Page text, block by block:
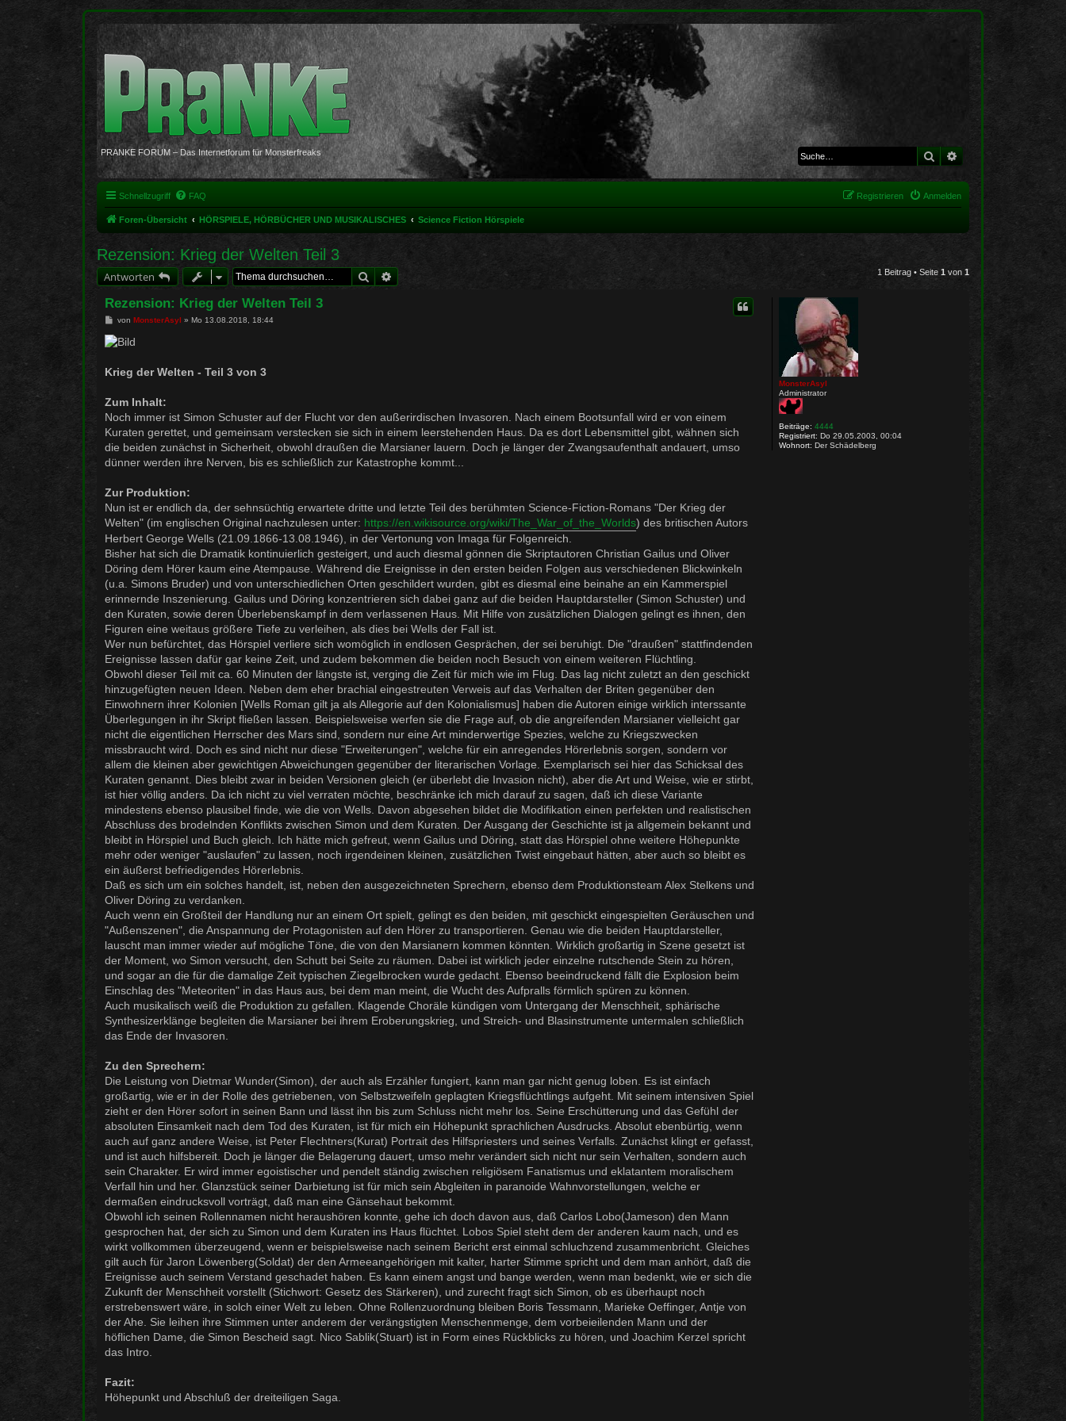
PRANKE FORUM – Das Internetforum für Monsterfreaks Suche Erweiterte Suche
Schnellzugriff FAQ Anmelden
Registrieren
Foren-Übersicht HÖRSPIELE, HÖRBÜCHER UND MUSIKALISCHES Science Fiction Hörspiele
Rezension: Krieg der Welten Teil 3
Antworten SucheErweiterte Suche 1 Beitrag • Seite 1 von 1
MonsterAsyl
Administrator
Beiträge: 4444
Registriert: Do 29.05.2003, 00:04
Wohnort: Der Schädelberg
Rezension: Krieg der Welten Teil 3
B
i
t
a
g
von MonsterAsyl » Mo 13.08.2018, 18:44
Krieg der Welten - Teil 3 von 3
Zum Inhalt:
Noch immer ist Simon Schuster auf der Flucht vor den außerirdischen Invasoren. Nach einem Bootsunfall wird er von einem
Kuraten gerettet, und gemeinsam verstecken sie sich in einem leerstehenden Haus. Da es dort Lebensmittel gibt, wähnen sich
die beiden zunächst in Sicherheit, obwohl draußen die Marsianer lauern. Doch je länger der Zwangsaufenthalt andauert, umso
dünner werden ihre Nerven, bis es schließlich zur Katastrophe kommt...
Zur Produktion:
Nun ist er endlich da, der sehnsüchtig erwartete dritte und letzte Teil des berühmten Science-Fiction-Romans "Der Krieg der
Welten" (im englischen Original nachzulesen unter: https://en.wikisource.org/wiki/The_War_of_the_Worlds) des britischen Autors
Herbert George Wells (21.09.1866-13.08.1946), in der Vertonung von Imaga für Folgenreich.
Bisher hat sich die Dramatik kontinuierlich gesteigert, und auch diesmal gönnen die Skriptautoren Christian Gailus und Oliver
Döring dem Hörer kaum eine Atempause. Während die Ereignisse in den ersten beiden Folgen aus verschiedenen Blickwinkeln
(u.a. Simons Bruder) und von unterschiedlichen Orten geschildert wurden, gibt es diesmal eine beinahe an ein Kammerspiel
erinnernde Inszenierung. Gailus und Döring konzentrieren sich dabei ganz auf die beiden Hauptdarsteller (Simon Schuster) und
den Kuraten, sowie deren Überlebenskampf in dem verlassenen Haus. Mit Hilfe von zusätzlichen Dialogen gelingt es ihnen, den
Figuren eine weitaus größere Tiefe zu verleihen, als dies bei Wells der Fall ist.
Wer nun befürchtet, das Hörspiel verliere sich womöglich in endlosen Gesprächen, der sei beruhigt. Die "draußen" stattfindenden
Ereignisse lassen dafür gar keine Zeit, und zudem bekommen die beiden noch Besuch von einem weiteren Flüchtling.
Obwohl dieser Teil mit ca. 60 Minuten der längste ist, verging die Zeit für mich wie im Flug. Das lag nicht zuletzt an den geschickt
hinzugefügten neuen Ideen. Neben dem eher brachial eingestreuten Verweis auf das Verhalten der Briten gegenüber den
Einwohnern ihrer Kolonien [Wells Roman gilt ja als Allegorie auf den Kolonialismus] haben die Autoren einige wirklich interssante
Überlegungen in ihr Skript fließen lassen. Beispielsweise werfen sie die Frage auf, ob die angreifenden Marsianer vielleicht gar
nicht die eigentlichen Herrscher des Mars sind, sondern nur eine Art minderwertige Spezies, welche zu Kriegszwecken
missbraucht wird. Doch es sind nicht nur diese "Erweiterungen", welche für ein anregendes Hörerlebnis sorgen, sondern vor
allem die kleinen aber gewichtigen Abweichungen gegenüber der literarischen Vorlage. Exemplarisch sei hier das Schicksal des
Kuraten genannt. Dies bleibt zwar in beiden Versionen gleich (er überlebt die Invasion nicht), aber die Art und Weise, wie er stirbt,
ist hier völlig anders. Da ich nicht zu viel verraten möchte, beschränke ich mich darauf zu sagen, daß ich diese Variante
mindestens ebenso plausibel finde, wie die von Wells. Davon abgesehen bildet die Modifikation einen perfekten und realistischen
Abschluss des brodelnden Konflikts zwischen Simon und dem Kuraten. Der Ausgang der Geschichte ist ja allgemein bekannt und
bleibt in Hörspiel und Buch gleich. Ich hätte mich gefreut, wenn Gailus und Döring, statt das Hörspiel ohne weitere Höhepunkte
mehr oder weniger "auslaufen" zu lassen, noch irgendeinen kleinen, zusätzlichen Twist eingebaut hätten, aber auch so bleibt es
ein äußerst befriedigendes Hörerlebnis.
Daß es sich um ein solches handelt, ist, neben den ausgezeichneten Sprechern, ebenso dem Produktionsteam Alex Stelkens und
Oliver Döring zu verdanken.
Auch wenn ein Großteil der Handlung nur an einem Ort spielt, gelingt es den beiden, mit geschickt eingespielten Geräuschen und
"Außenszenen", die Anspannung der Protagonisten auf den Hörer zu transportieren. Genau wie die beiden Hauptdarsteller,
lauscht man immer wieder auf mögliche Töne, die von den Marsianern kommen könnten. Wirklich großartig in Szene gesetzt ist
der Moment, wo Simon versucht, den Schutt bei Seite zu räumen. Dabei ist wirklich jeder einzelne rutschende Stein zu hören,
und sogar an die für die damalige Zeit typischen Ziegelbrocken wurde gedacht. Ebenso beeindruckend fällt die Explosion beim
Einschlag des "Meteoriten" in das Haus aus, bei dem man meint, die Wucht des Aufpralls förmlich spüren zu können.
Auch musikalisch weiß die Produktion zu gefallen. Klagende Choräle kündigen vom Untergang der Menschheit, sphärische
Synthesizerklänge begleiten die Marsianer bei ihrem Eroberungskrieg, und Streich- und Blasinstrumente untermalen schließlich
das Ende der Invasoren.
Zu den Sprechern:
Die Leistung von Dietmar Wunder(Simon), der auch als Erzähler fungiert, kann man gar nicht genug loben. Es ist einfach
großartig, wie er in der Rolle des getriebenen, von Selbstzweifeln geplagten Kriegsflüchtlings aufgeht. Mit seinem intensiven Spiel
zieht er den Hörer sofort in seinen Bann und lässt ihn bis zum Schluss nicht mehr los. Seine Erschütterung und das Gefühl der
absoluten Einsamkeit nach dem Tod des Kuraten, ist für mich ein Höhepunkt sprachlichen Ausdrucks. Absolut ebenbürtig, wenn
auch auf ganz andere Weise, ist Peter Flechtners(Kurat) Portrait des Hilfspriesters und seines Verfalls. Zunächst klingt er gefasst,
und ist auch hilfsbereit. Doch je länger die Belagerung dauert, umso mehr verändert sich nicht nur sein Verhalten, sondern auch
sein Charakter. Er wird immer egoistischer und pendelt ständig zwischen religiösem Fanatismus und eklatantem moralischem
Verfall hin und her. Glanzstück seiner Darbietung ist für mich sein Abgleiten in paranoide Wahnvorstellungen, welche er
dermaßen eindrucksvoll vorträgt, daß man eine Gänsehaut bekommt.
Obwohl ich seinen Rollennamen nicht heraushören konnte, gehe ich doch davon aus, daß Carlos Lobo(Jameson) den Mann
gesprochen hat, der sich zu Simon und dem Kuraten ins Haus flüchtet. Lobos Spiel steht dem der anderen kaum nach, und es
wirkt vollkommen überzeugend, wenn er beispielsweise nach seinem Bericht erst einmal schluchzend zusammenbricht. Gleiches
gilt auch für Jaron Löwenberg(Soldat) der den Armeeangehörigen mit kalter, harter Stimme spricht und dem man anhört, daß die
Ereignisse auch seinem Verstand geschadet haben. Es kann einem angst und bange werden, wenn man bedenkt, wie er sich die
Zukunft der Menschheit vorstellt (Stichwort: Gesetz des Stärkeren), und zurecht fragt sich Simon, ob es überhaupt noch
erstrebenswert wäre, in solch einer Welt zu leben. Ohne Rollenzuordnung bleiben Boris Tessmann, Marieke Oeffinger, Antje von
der Ahe. Sie leihen ihre Stimmen unter anderem der verängstigten Menschenmenge, dem vorbeieilenden Mann und der
höflichen Dame, die Simon Bescheid sagt. Nico Sablik(Stuart) ist in Form eines Rückblicks zu hören, und Joachim Kerzel spricht
das Intro.
Fazit:
Höhepunkt und Abschluß der dreiteiligen Saga.